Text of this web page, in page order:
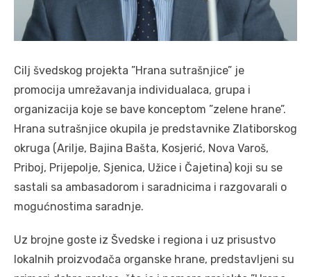
Cilj švedskog projekta ”Hrana sutrašnjice” je
promocija umrežavanja individualaca, grupa i
organizacija koje se bave konceptom ”zelene hrane”.
Hrana sutrašnjice okupila je predstavnike Zlatiborskog
okruga (Arilje, Bajina Bašta, Kosjerić, Nova Varoš,
Priboj, Prijepolje, Sjenica, Užice i Čajetina) koji su se
sastali sa ambasadorom i saradnicima i razgovarali o
mogućnostima saradnje.
Uz brojne goste iz Švedske i regiona i uz prisustvo
lokalnih proizvođača organske hrane, predstavljeni su